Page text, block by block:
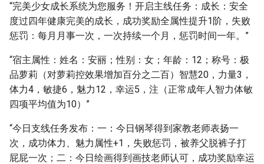
“完美少女成长系统为您服务！开启主线任务：成长：安全
度过四年健康完美的成长，成功奖励全属性提升1阶，失败
惩罚：每月月事一次，一次持续一个月，惩罚时间一年。”
“宿主属性：姓名：安丽；性别：女；年龄：12；称号：极
品萝莉（对萝莉控效果增加百分之二百）智慧20，力量3，
体力4，敏捷6，魅力12，幸运5，注（正常成年人智力体敏
四项平均值为10）”
“今日支线任务发布：一：今日钢琴得到家教老师表扬一
次，成功体力、魅力属性+1，失败惩罚，被养父脱裤子打
屁屁一次；二：今日绘画得到画技老师认可，成功奖励幸运